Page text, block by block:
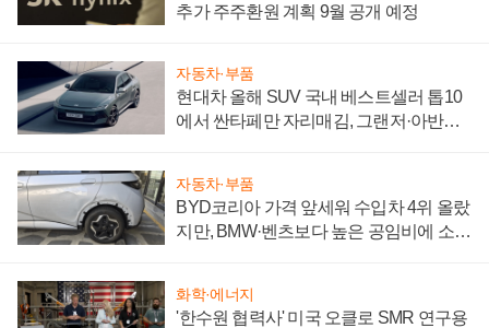
추가 주주환원 계획 9월 공개 예정
자동차·부품
현대차 올해 SUV 국내 베스트셀러 톱10
에서 싼타페만 자리매김, 그랜저·아반떼
자동차·부품
BYD코리아 가격 앞세워 수입차 4위 올랐
지만, BMW·벤츠보다 높은 공임비에 소비
화학·에너지
'한수원 협력사' 미국 오클로 SMR 연구용